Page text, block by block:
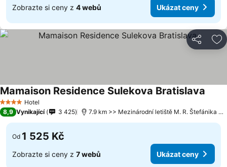
Zobrazte si ceny z 4 webů Ukázat ceny
Sdílet
4 Počet hvězdiček
Hotel
Mamaison Residence Sulekova Bratislava
8,9 Vynikající 3 425 7.9 km >> Mezinárodní letiště M. R. Štefánika Bratislava
Od 1 525 Kč
Zobrazte si ceny z 7 webů Ukázat ceny